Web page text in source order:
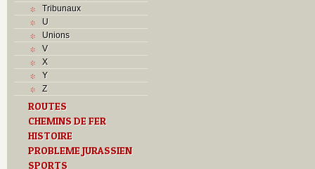
Tribunaux
U
Unions
V
X
Y
Z
ROUTES
CHEMINS DE FER
HISTOIRE
PROBLEME JURASSIEN
SPORTS